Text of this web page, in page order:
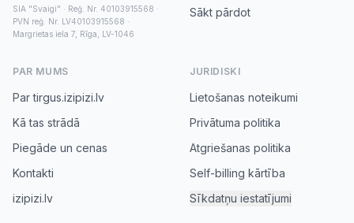
SIA "Svaigi" · Reģ. Nr. 40103915568 ·
PVN reģ. Nr. LV40103915568 ·
Margrietas iela 7, Rīga, LV-1046
Sākt pārdot
PAR MUMS
Par tirgus.izipizi.lv
Kā tas strādā
Piegāde un cenas
Kontakti
izipizi.lv
JURIDISKI
Lietošanas noteikumi
Privātuma politika
Atgriešanas politika
Self-billing kārtība
Sīkdatņu iestatījumi